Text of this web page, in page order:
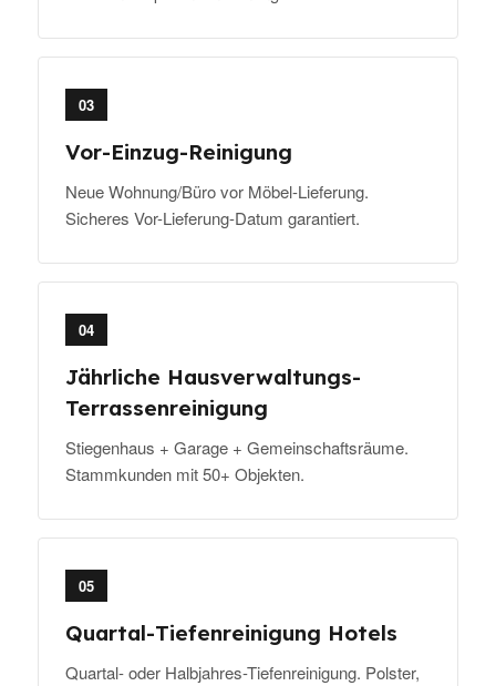
03
Vor-Einzug-Reinigung
Neue Wohnung/Büro vor Möbel-Lieferung.
Sicheres Vor-Lieferung-Datum garantiert.
04
Jährliche Hausverwaltungs-
Terrassenreinigung
Stiegenhaus + Garage + Gemeinschaftsräume.
Stammkunden mit 50+ Objekten.
05
Quartal-Tiefenreinigung Hotels
Quartal- oder Halbjahres-Tiefenreinigung. Polster,